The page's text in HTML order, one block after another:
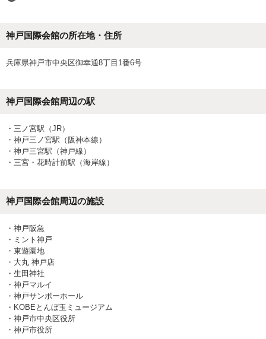
神戸国際会館の所在地・住所
兵庫県神戸市中央区御幸通8丁目1番6号
神戸国際会館周辺の駅
・ 三ノ宮駅（JR）
・ 神戸三ノ宮駅（阪神本線）
・ 神戸三宮駅（神戸線）
・ 三宮・花時計前駅（海岸線）
神戸国際会館周辺の施設
・ 神戸阪急
・ ミント神戸
・ 東遊園地
・ 大丸 神戸店
・ 生田神社
・ 神戸マルイ
・ 神戸サンボーホール
・ KOBEとんぼ玉ミュージアム
・ 神戸市中央区役所
・ 神戸市役所